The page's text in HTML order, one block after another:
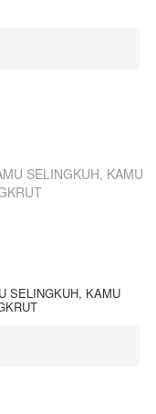
SELINGKUH, KAMU